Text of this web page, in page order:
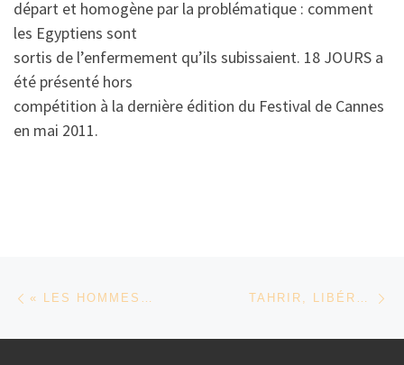
départ et homogène par la problématique : comment
les Egyptiens sont
sortis de l’enfermement qu’ils subissaient. 18 JOURS a
été présenté hors
compétition à la dernière édition du Festival de Cannes
en mai 2011.
Parcourir les articles